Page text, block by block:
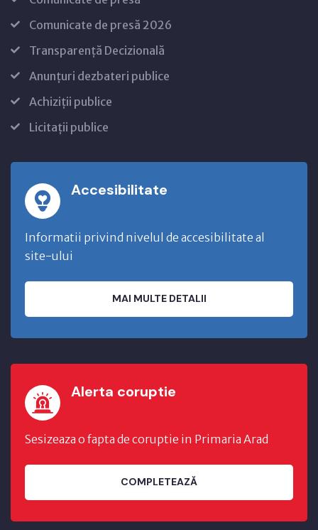
Comunicate de presă 2026
Transparență Decizională
Anunțuri dezbateri publice
Achiziții publice
Licitații publice
Accesibilitate
Informatii privind nivelul de accesibilitate al
site-ului
MAI MULTE DETALII
Alerta coruptie
Sesizeaza o fapta de coruptie in Primaria Arad
COMPLETEAZĂ